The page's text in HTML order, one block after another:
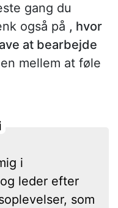
gang du
også på , hvor
at bearbejde
mellem at føle
i
leder efter
som